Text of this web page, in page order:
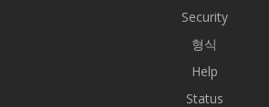
Security
형식
Help
Status